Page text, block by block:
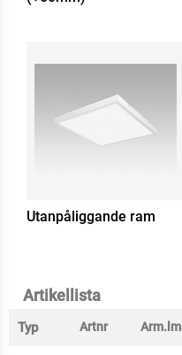
Utanpåliggande ram
Artikellista
Typ Artnr Arm.lm